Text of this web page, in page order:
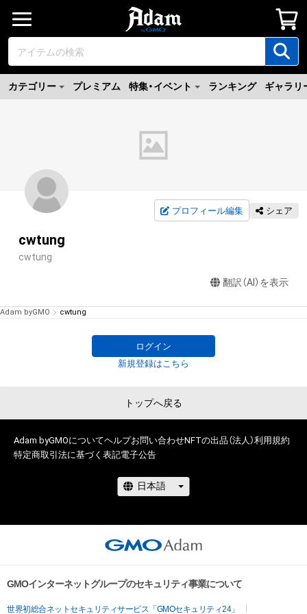
カテゴリー プレミアム 特集・イベント ランキング ギャラリ
プロフィール編集 シェア
cwtung
cwtung
翻訳（AI）を表示
Adam byGMO cwtung
ログイン
新規登録はこちら
トップへ戻る
Adam byGMOについてヘルプお問い合わせNFTの出品（法人）利用規約
特定商取引法に基づく表記電子公告
GMOインターネットグループのセキュリティ事業について
世界初総合ネットセキュリティサービス「GMOセキュリティ24」